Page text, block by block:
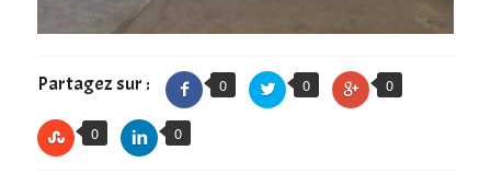
Partagez sur : 0 0 0
0 0